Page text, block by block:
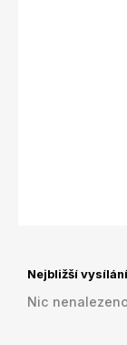
Nejbližší
Nic